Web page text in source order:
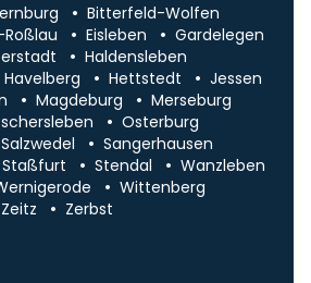
Bitterfeld-Wolfen
Eisleben
Gardelegen
Haldensleben
Havelberg Hettstedt
Jessen
Magdeburg
Merseburg
Osterburg
Salzwedel
Sangerhausen
Staßfurt Stendal
Wanzleben
Wittenberg
Zeitz Zerbst